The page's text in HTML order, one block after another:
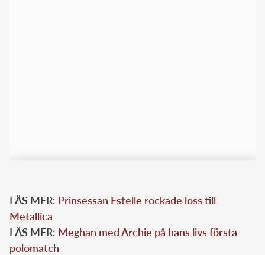
LÄS MER: Prinsessan Estelle rockade loss till
Metallica
LÄS MER: Meghan med Archie på hans livs första
polomatch